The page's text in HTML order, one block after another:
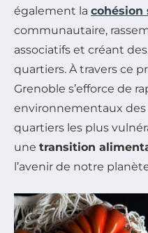
également la cohésion
communautaire,
associatifs et créant
quartiers. À travers ce
Grenoble s’efforce de
environnementaux
quartiers les plus
une transition
l’avenir de notre